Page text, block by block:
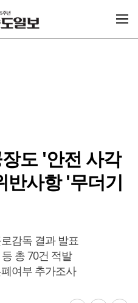
도 '안전 사각
사항 '무더기
감독 결과 발표
총 70건 적발
여부 추가조사